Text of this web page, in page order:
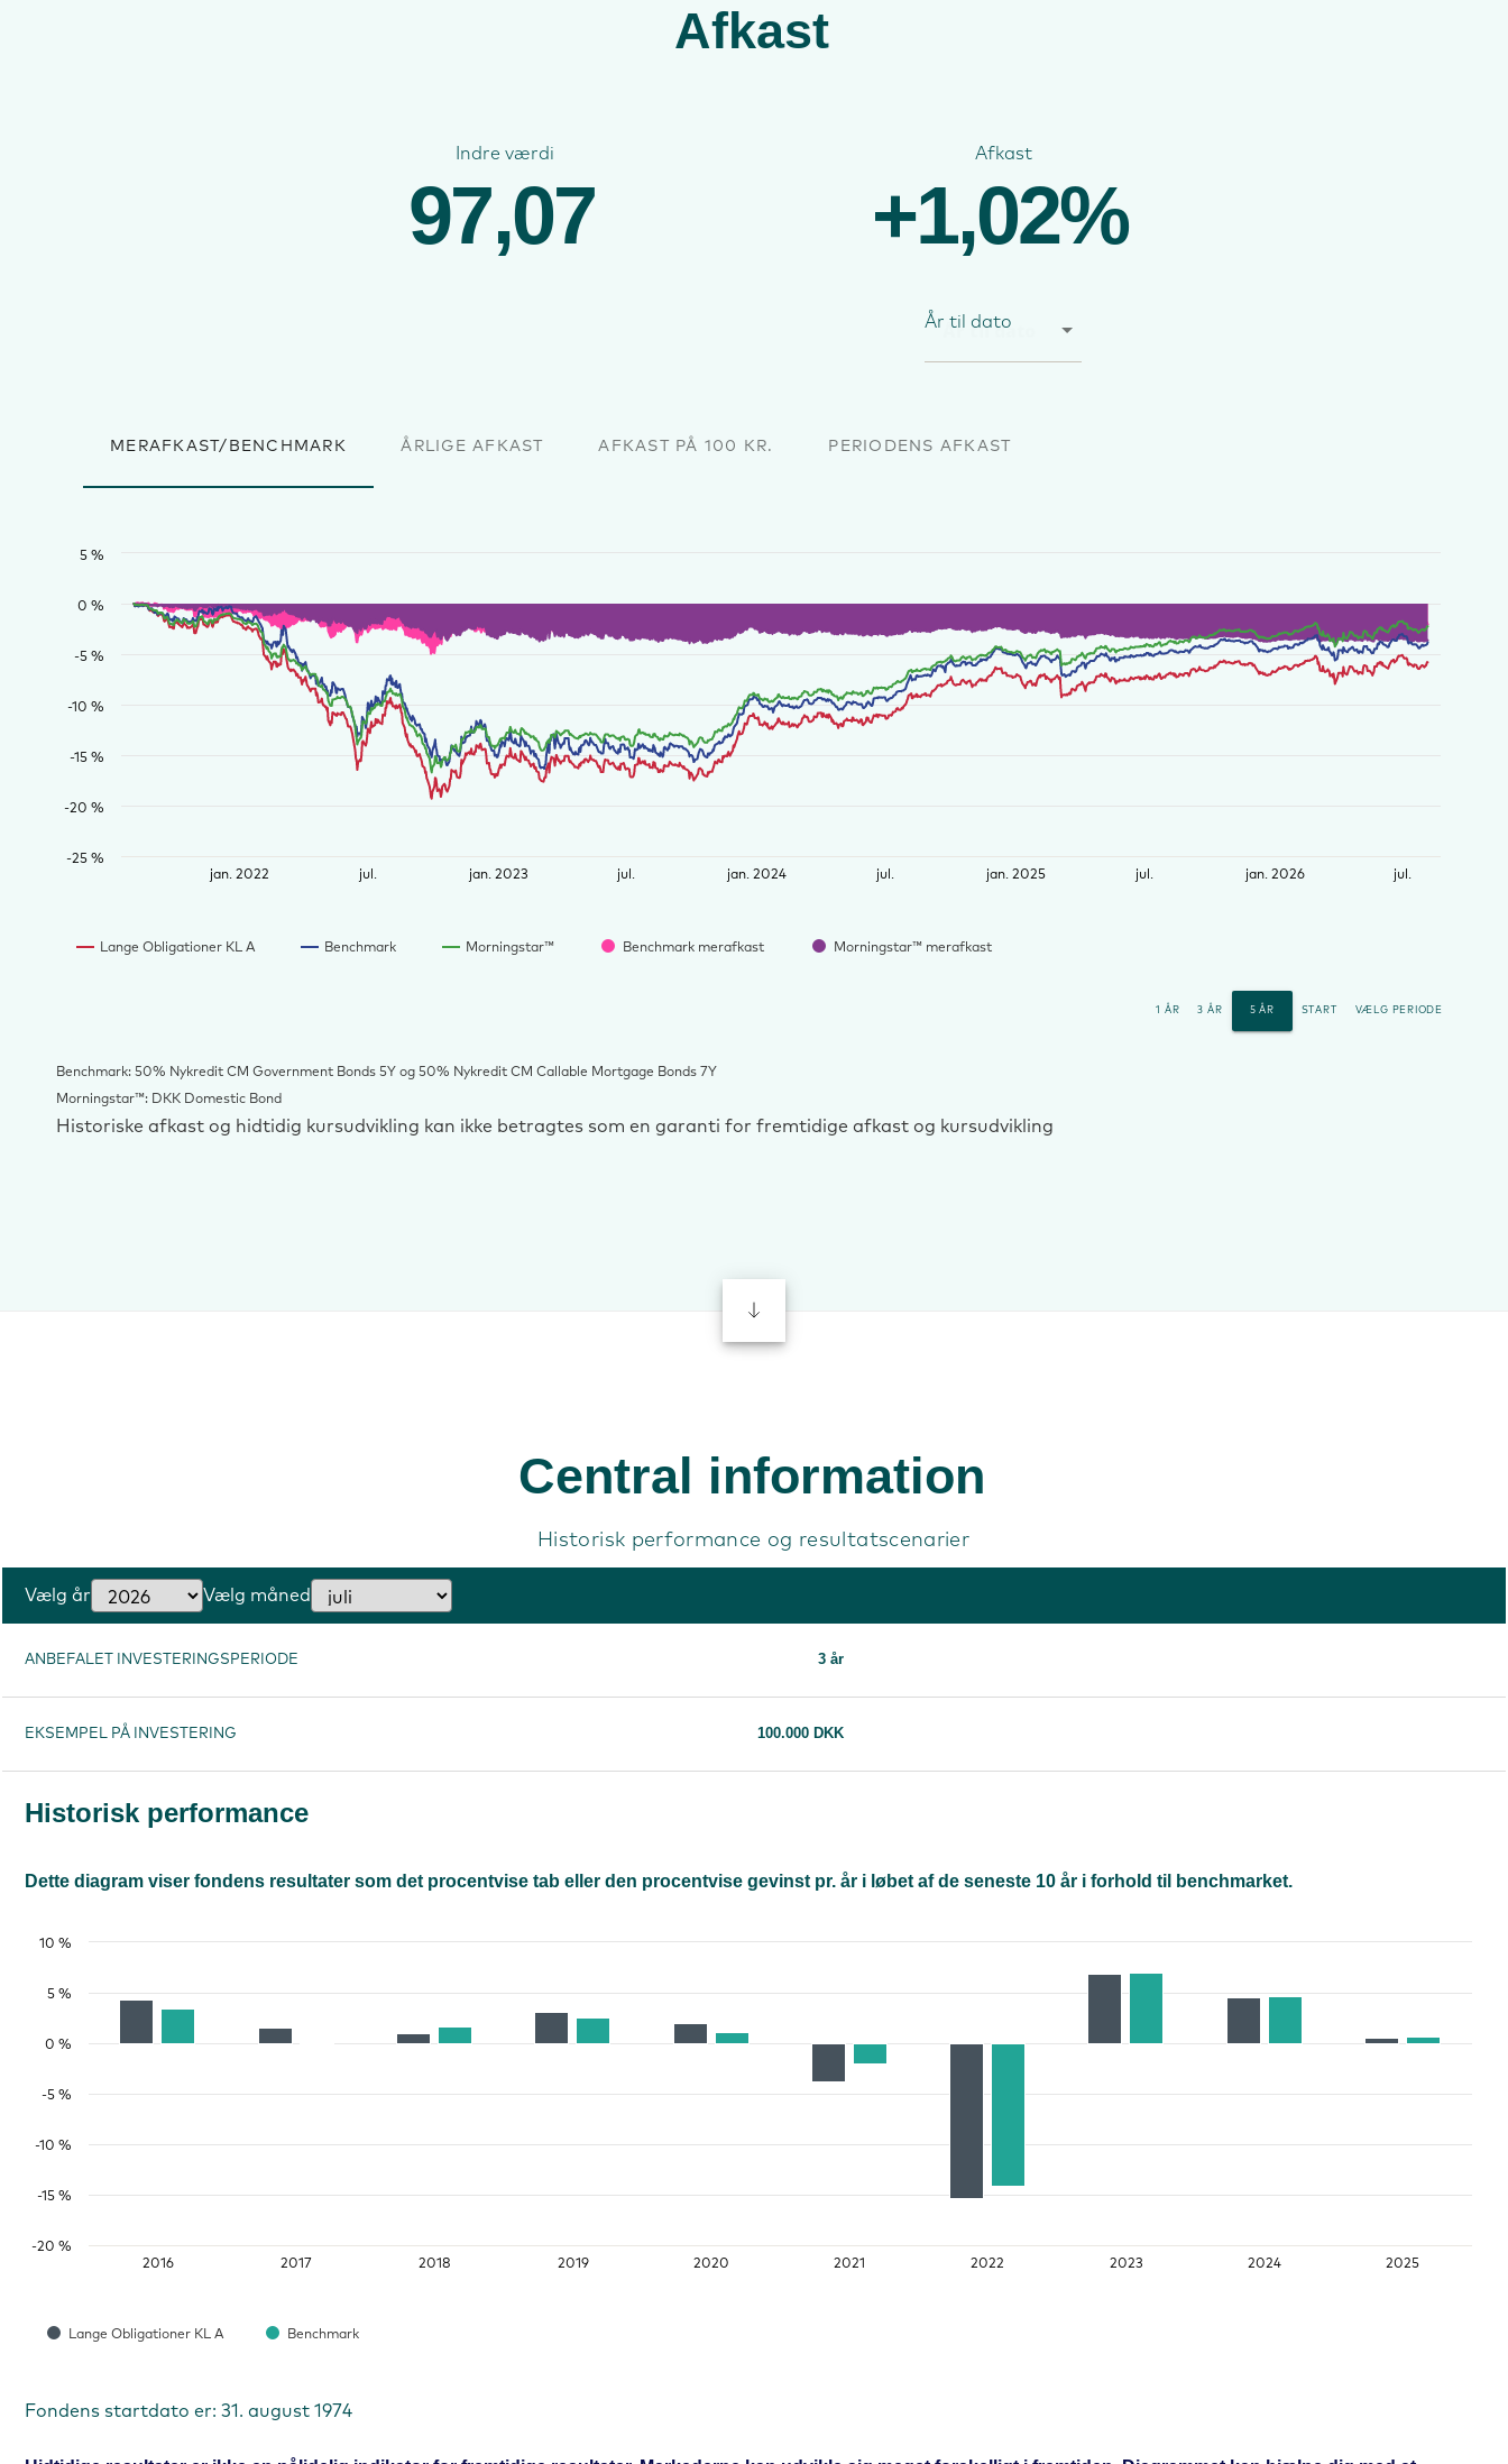
Afkast
Indre værdi
97,07
Afkast
+1,02%
År til dato
MERAFKAST/BENCHMARK ÅRLIGE AFKAST AFKAST PÅ 100 KR. PERIODENS AFKAST
Lange Obligationer KL A Benchmark Morningstar™ Benchmark merafkast Morningstar™ merafkast
jan. 2022 jul. jan. 2023 jul. jan. 2024 jul. jan. 2025 jul. jan. 2026 jul.
-25 %
-20 %
-15 %
-10 %
-5 %
0 %
5 %
1 ÅR 3 ÅR 5 ÅR START VÆLG PERIODE
Benchmark: 50% Nykredit CM Government Bonds 5Y og 50% Nykredit CM Callable Mortgage Bonds 7Y
Morningstar™: DKK Domestic Bond
Historiske afkast og hidtidig kursudvikling kan ikke betragtes som en garanti for fremtidige afkast og kursudvikling
Central information
Historisk performance og resultatscenarier
Vælg år Vælg måned
ANBEFALET INVESTERINGSPERIODE 3 år
EKSEMPEL PÅ INVESTERING 100.000 DKK
Historisk performance
Dette diagram viser fondens resultater som det procentvise tab eller den procentvise gevinst pr. år i løbet af de seneste 10 år i forhold til benchmarket.
Lange Obligationer KL A Benchmark
2016 2017 2018 2019 2020 2021 2022 2023 2024 2025
-20 %
-15 %
-10 %
-5 %
0 %
5 %
10 %
Fondens startdato er: 31. august 1974